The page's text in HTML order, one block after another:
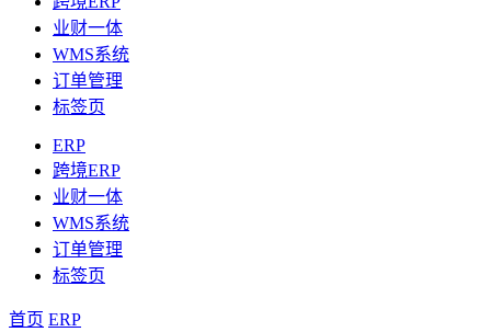
业财一体
WMS系统
订单管理
标签页
ERP
跨境ERP
业财一体
WMS系统
订单管理
标签页
首页 ERP